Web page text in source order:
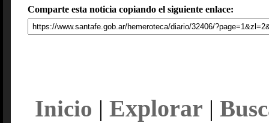
Comparte esta noticia copiando el siguiente enlace:
Inicio | Explorar |